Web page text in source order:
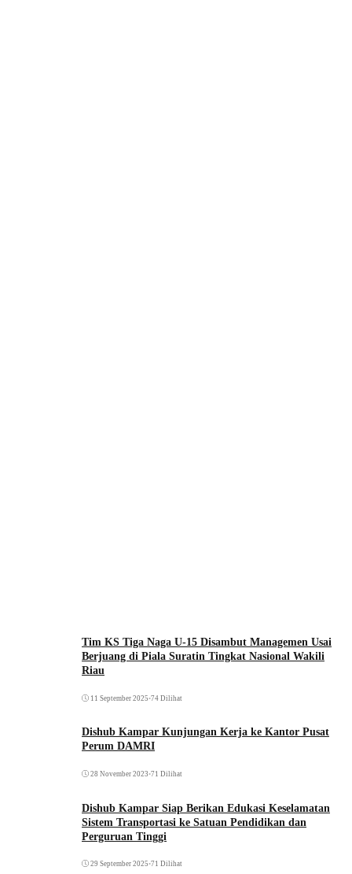
Tim KS Tiga Naga U-15 Disambut Managemen Usai
Berjuang di Piala Suratin Tingkat Nasional Wakili
Riau
11 September 2025 •74 Dilihat
Dishub Kampar Kunjungan Kerja ke Kantor Pusat
Perum DAMRI
28 November 2023 •71 Dilihat
Dishub Kampar Siap Berikan Edukasi Keselamatan
Sistem Transportasi ke Satuan Pendidikan dan
Perguruan Tinggi
29 September 2025 •71 Dilihat